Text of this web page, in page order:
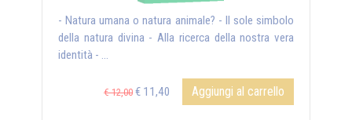
- Natura umana o natura animale? - Il sole simbolo
della natura divina - Alla ricerca della nostra vera
identità - ...
€ 12,00 € 11,40 Aggiungi al carrello